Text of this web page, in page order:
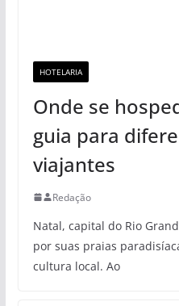
HOTELARIA
Onde se
guia para
viajantes
Redação
Natal, capital do Rio
por suas praias
cultura local. Ao